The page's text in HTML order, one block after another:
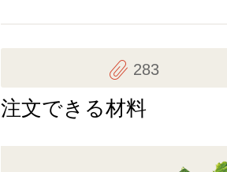
283
注文できる材料